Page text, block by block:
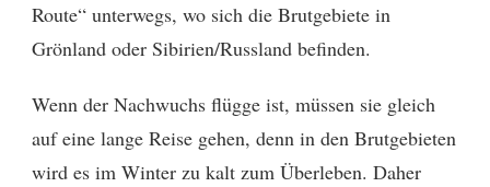
Route“ unterwegs, wo sich die Brutgebiete in
Grönland oder Sibirien/Russland befinden.
Wenn der Nachwuchs flügge ist, müssen sie gleich
auf eine lange Reise gehen, denn in den Brutgebieten
wird es im Winter zu kalt zum Überleben. Daher